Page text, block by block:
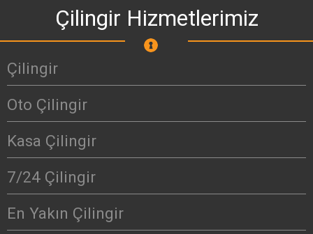
Çilingir Hizmetlerimiz
Çilingir
Oto Çilingir
Kasa Çilingir
7/24 Çilingir
En Yakın Çilingir